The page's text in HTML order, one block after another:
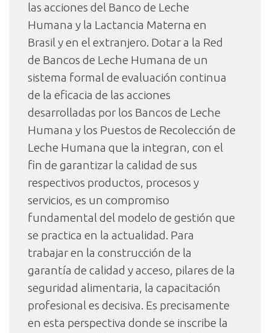
las acciones del Banco de Leche
Humana y la Lactancia Materna en
Brasil y en el extranjero. Dotar a la Red
de Bancos de Leche Humana de un
sistema formal de evaluación continua
de la eficacia de las acciones
desarrolladas por los Bancos de Leche
Humana y los Puestos de Recolección de
Leche Humana que la integran, con el
fin de garantizar la calidad de sus
respectivos productos, procesos y
servicios, es un compromiso
fundamental del modelo de gestión que
se practica en la actualidad. Para
trabajar en la construcción de la
garantía de calidad y acceso, pilares de la
seguridad alimentaria, la capacitación
profesional es decisiva. Es precisamente
en esta perspectiva donde se inscribe la